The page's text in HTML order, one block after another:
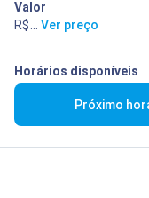
Valor
R$ 400,00
Ver preço
Horários disponíveis
Próximo